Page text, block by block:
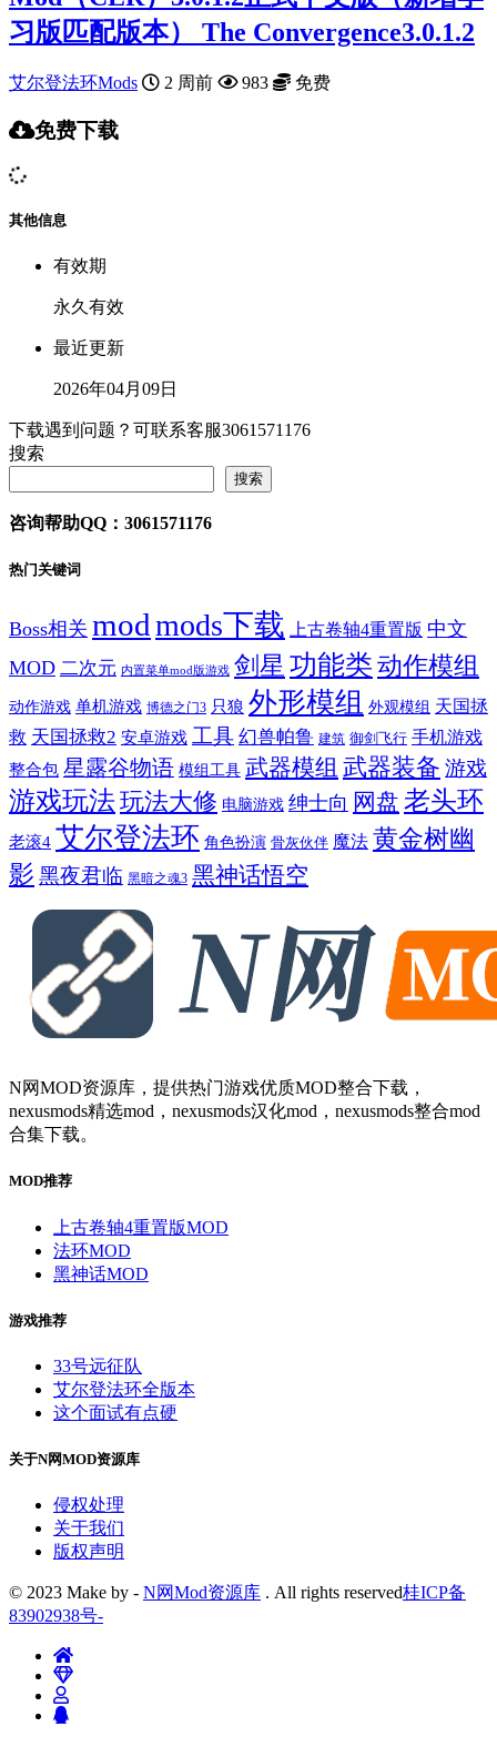
习版匹配版本） The Convergence3.0.1.2
艾尔登法环Mods 2 周前 983 免费
免费下载
其他信息
有效期
永久有效
最近更新
2026年04月09日
下载遇到问题？可联系客服3061571176
搜索
搜索
咨询帮助QQ：3061571176
热门关键词
Boss相关 modmods下载 上古卷轴4重置版 中文
MOD 二次元 内置菜单mod版游戏 剑星 功能类 动作模组
动作游戏 单机游戏 博德之门3 只狼 外形模组 外观模组 天国拯
救 天国拯救2 安卓游戏 工具 幻兽帕鲁 建筑 御剑飞行 手机游戏
整合包 星露谷物语 模组工具 武器模组 武器装备 游戏
游戏玩法玩法大修 电脑游戏 绅士向 网盘 老头环
老滚4 艾尔登法环 角色扮演 骨灰伙伴 魔法 黄金树幽
影 黑夜君临 黑暗之魂3 黑神话悟空
N网MOD资源库，提供热门游戏优质MOD整合下载，
nexusmods精选mod，nexusmods汉化mod，nexusmods整合mod
合集下载。
MOD推荐
上古卷轴4重置版MOD
法环MOD
黑神话MOD
游戏推荐
33号远征队
艾尔登法环全版本
这个面试有点硬
关于N网MOD资源库
侵权处理
关于我们
版权声明
© 2023 Make by - N网Mod资源库 . All rights reserved桂ICP备
83902938号-